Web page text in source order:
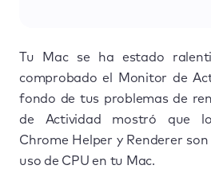
Tu Mac se ha estado
comprobado el Monitor de
fondo de tus problemas de
de Actividad mostró que
Chrome Helper y Renderer
uso de CPU en tu Mac.